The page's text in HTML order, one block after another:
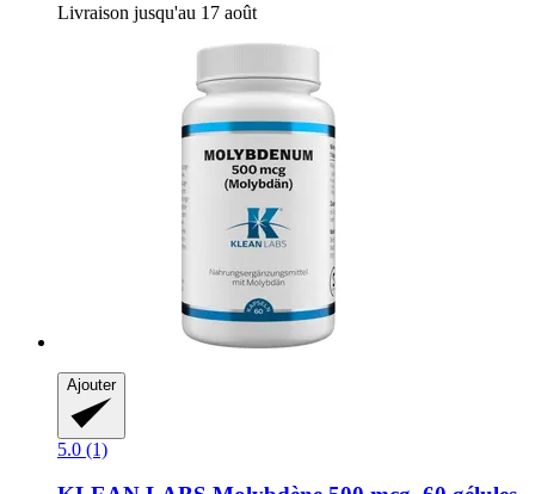
Livraison jusqu'au 17 août
Ajouter
5.0 (1)